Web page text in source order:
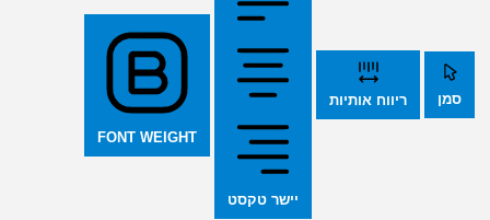
סמן ריווח אותיות
יישר טקסט
FONT WEIGHT